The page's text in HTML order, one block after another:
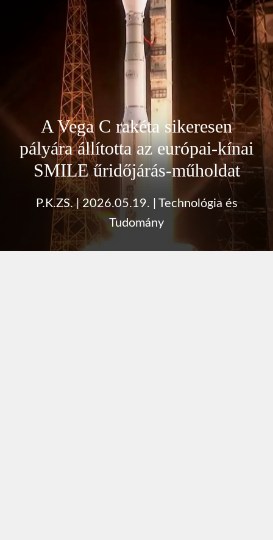
A Vega C rakéta sikeresen
pályára állította az európai-kínai
SMILE űridőjárás-műholdat
P.K.ZS.|2026.05.19.
Technológia és
Tudomány